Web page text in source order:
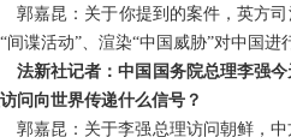
郭嘉昆：关于你提到的案件，英方
间谍活动”、渲染“中国威胁”对中国
法新社记者：中国国务院总理李强
问向世界传递什么信号？
郭嘉昆：关于李强总理访问朝鲜，